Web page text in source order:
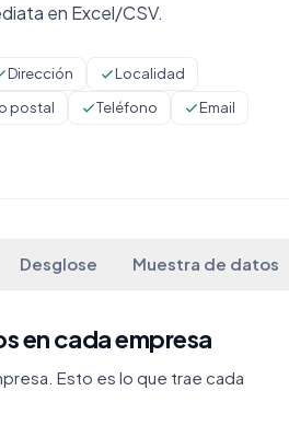
en Excel/CSV.
Dirección
Localidad
postal Teléfono
Email
Desglose Muestra de datos
en cada empresa
Esto es lo que trae cada